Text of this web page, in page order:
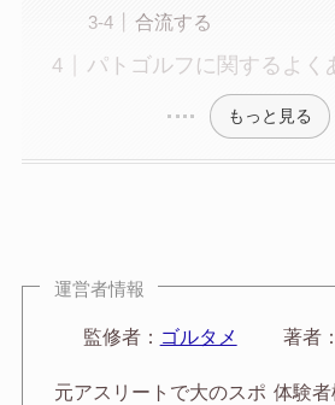
合流する
パトゴルフに関するよく
もっと見る
運営者情報
監修者： ゴルタメ
元アスリートで大のスポ
著者：
体験